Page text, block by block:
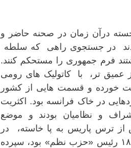
شد. سه گرایش برجسته درآن زمان در صحنه حاضر و
در جستجوی راهی که سلطه
فرم جمهوری را مستحکم کنند.
عمیق تر، با کاتولیک های رومی
خورده و قسمت هایی از کشور
در خاک فرانسه بود. اکثریت
و نظامیان بودند و موضع
ترس پاریس به پا خاسته، در
ورسای تشکیل می شد. رئیس قدرت اجرایی نیز به پیرمردی که در ۱۸۴۸ رئیس «حزب نظم» بود، سپرده